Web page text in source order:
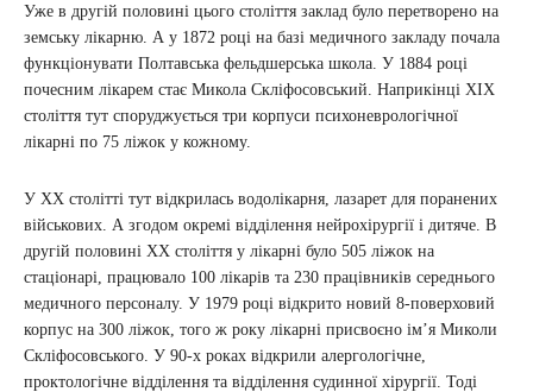
Уже в другій половині цього століття заклад було перетворено на
земську лікарню. А у 1872 році на базі медичного закладу почала
функціонувати Полтавська фельдшерська школа. У 1884 році
почесним лікарем стає Микола Скліфосовський. Наприкінці ХІХ
століття тут споруджується три корпуси психоневрологічної
лікарні по 75 ліжок у кожному.
У ХХ столітті тут відкрилась водолікарня, лазарет для поранених
військових. А згодом окремі відділення нейрохірургії і дитяче. В
другій половині ХХ століття у лікарні було 505 ліжок на
стаціонарі, працювало 100 лікарів та 230 працівників середнього
медичного персоналу. У 1979 році відкрито новий 8-поверховий
корпус на 300 ліжок, того ж року лікарні присвоєно ім’я Миколи
Скліфосовського. У 90-х роках відкрили алергологічне,
проктологічне відділення та відділення судинної хірургії. Тоді